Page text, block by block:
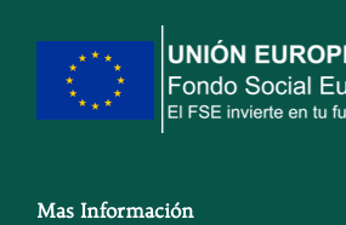
Mas Información